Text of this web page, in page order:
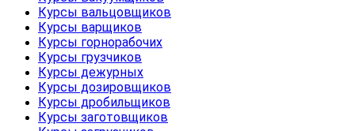
Курсы вальцовщиков
Курсы варщиков
Курсы горнорабочих
Курсы грузчиков
Курсы дежурных
Курсы дозировщиков
Курсы дробильщиков
Курсы заготовщиков